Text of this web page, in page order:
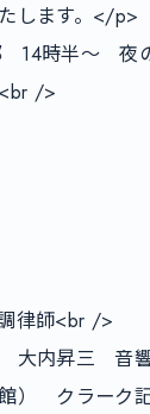
します。</p>
14時半～　
/>
律師<br />
大内昇三　
）　クラー